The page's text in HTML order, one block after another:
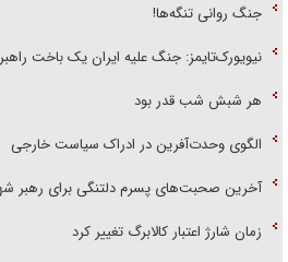
جنگ روانی تنگه‌ها!
نیویورک‌تایمز: جنگ علیه ایران یک باخت
هر شبش شب قدر بود
الگوی وحدت‌آفرین در ادراک سیاست خارجی
آخرین صحبت‌های پسرم دلتنگی برای رهبر
زمان شارژ اعتبار کالابرگ تغییر کرد